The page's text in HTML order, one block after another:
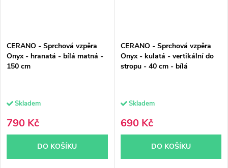
CERANO - Sprchová vzpěra
Onyx - hranatá - bílá matná -
150 cm
Skladem
790 Kč
DO KOŠÍKU
CERANO - Sprchová vzpěra
Onyx - kulatá - vertikální do
stropu - 40 cm - bílá
Skladem
690 Kč
DO KOŠÍKU